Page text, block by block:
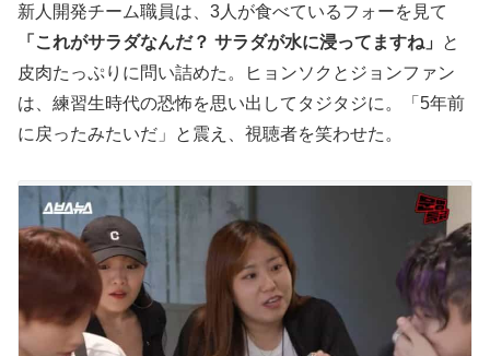
新人開発チーム職員は、3人が食べているフォーを見て
「これがサラダなんだ？ サラダが水に浸ってますね」
と
皮肉たっぷりに問い詰めた。ヒョンソクとジョンファン
は、練習生時代の恐怖を思い出してタジタジに。「5年前
に戻ったみたいだ」と震え、視聴者を笑わせた。